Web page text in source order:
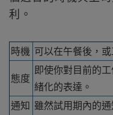
利。
時機 可以在午餐後，
態度
即使你對目前的
緒化的表達。
通知 雖然試用期內的